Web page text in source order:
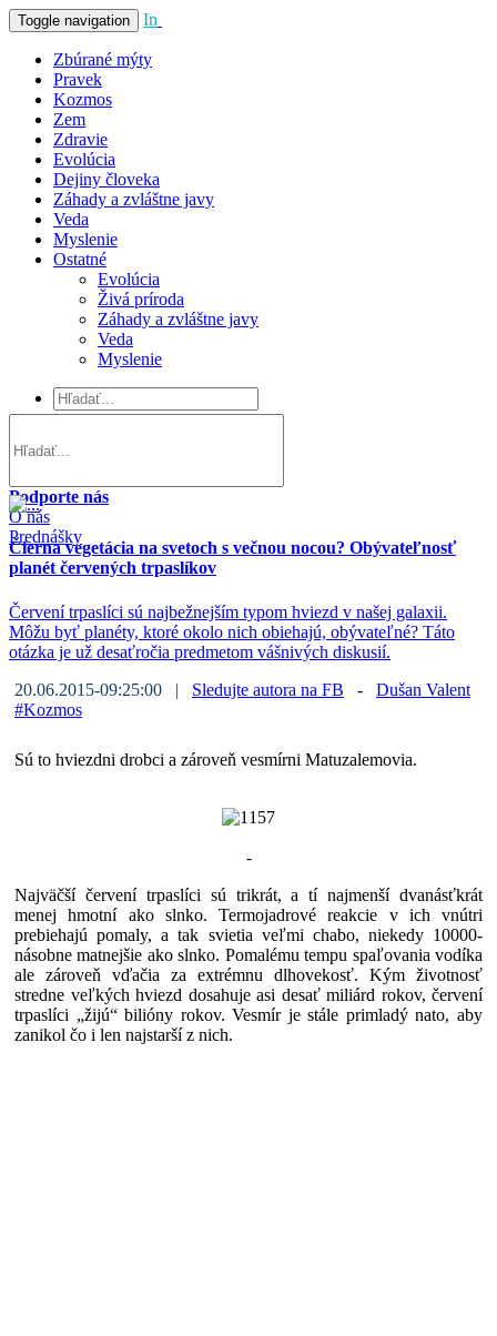
Toggle navigation In
Zbúrané mýty
Pravek
Kozmos
Zem
Zdravie
Evolúcia
Dejiny človeka
Záhady a zvláštne javy
Veda
Myslenie
Ostatné
Evolúcia
Živá príroda
Záhady a zvláštne javy
Veda
Myslenie
Podporte nás
O nás
Prednášky
Čierna vegetácia na svetoch s večnou nocou? Obývateľnosť
planét červených trpaslíkov
Červení trpaslíci sú najbežnejším typom hviezd v našej galaxii.
Môžu byť planéty, ktoré okolo nich obiehajú, obývateľné? Táto
otázka je už desaťročia predmetom vášnivých diskusií.
20.06.2015-09:25:00 | Sledujte autora na FB - Dušan Valent
#Kozmos
Sú to hviezdni drobci a zároveň vesmírni Matuzalemovia.
-
Najväčší červení trpaslíci sú trikrát, a tí najmenší dvanásťkrát
menej hmotní ako slnko. Termojadrové reakcie v ich vnútri
prebiehajú pomaly, a tak svietia veľmi chabo, niekedy 10000-
násobne matnejšie ako slnko. Pomalému tempu spaľovania vodíka
ale zároveň vďačia za extrémnu dlhovekosť. Kým životnosť
stredne veľkých hviezd dosahuje asi desať miliárd rokov, červení
trpaslíci „žijú“ bilióny rokov. Vesmír je stále primladý nato, aby
zanikol čo i len najstarší z nich.